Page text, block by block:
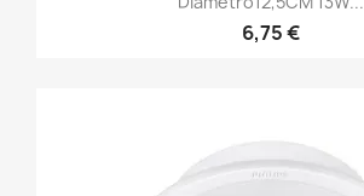
6,75 €